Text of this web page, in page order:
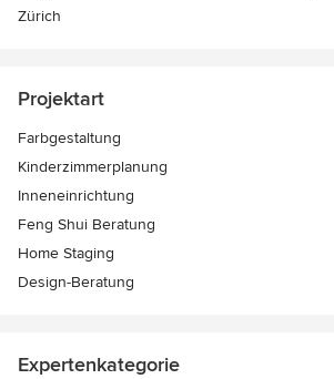
Zürich
Projektart
Farbgestaltung
Kinderzimmerplanung
Inneneinrichtung
Feng Shui Beratung
Home Staging
Design-Beratung
Expertenkategorie